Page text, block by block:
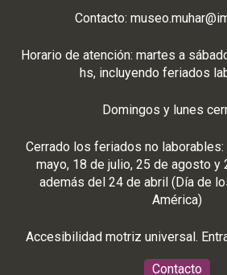
Contacto:
Horario de atención: martes a
hs, incluyendo feriados
Domingos y lunes
Cerrado los feriados no laborables:
mayo, 18 de julio, 25 de agosto y
además del 24 de abril (Día de
América)
Accesibilidad motriz universal.
Contacto